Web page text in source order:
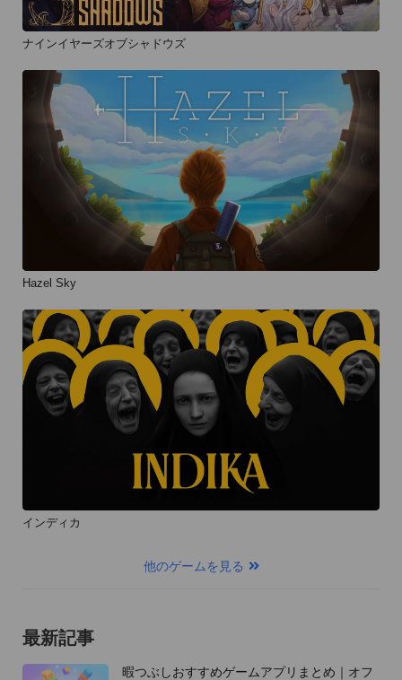
ナインイヤーズオブシャドウズ
Hazel Sky
インディカ
他のゲームを見る
最新記事
暇つぶしおすすめゲームアプリまとめ｜オフ